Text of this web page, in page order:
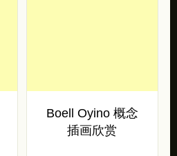
Boell Oyino 概念
插画欣赏